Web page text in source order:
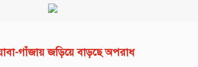
গাঁজায় জড়িয়ে বাড়ছে অপরাধ